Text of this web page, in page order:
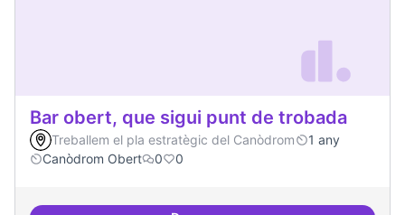
Bar obert, que sigui punt de trobada
Treballem el pla estratègic del Canòdrom
1 any
Canòdrom Obert
0 0